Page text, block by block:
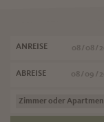
ANREISE
ABREISE